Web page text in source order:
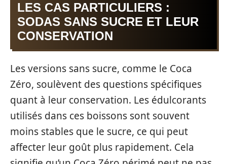
LES CAS PARTICULIERS :
SODAS SANS SUCRE ET LEUR
CONSERVATION
Les versions sans sucre, comme le Coca
Zéro, soulèvent des questions spécifiques
quant à leur conservation. Les édulcorants
utilisés dans ces boissons sont souvent
moins stables que le sucre, ce qui peut
affecter leur goût plus rapidement. Cela